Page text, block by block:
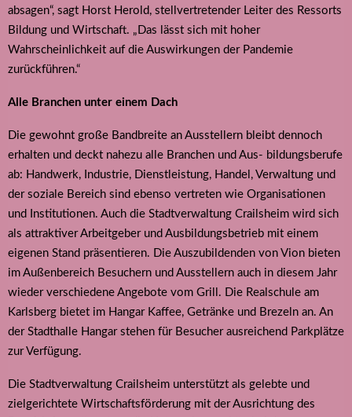
absagen“, sagt Horst Herold, stellvertretender Leiter des Ressorts
Bildung und Wirtschaft. „Das lässt sich mit hoher
Wahrscheinlichkeit auf die Auswirkungen der Pandemie
zurückführen.“
Alle Branchen unter einem Dach
Die gewohnt große Bandbreite an Ausstellern bleibt dennoch
erhalten und deckt nahezu alle Branchen und Aus- bildungsberufe
ab: Handwerk, Industrie, Dienstleistung, Handel, Verwaltung und
der soziale Bereich sind ebenso vertreten wie Organisationen
und Institutionen. Auch die Stadtverwaltung Crailsheim wird sich
als attraktiver Arbeitgeber und Ausbildungsbetrieb mit einem
eigenen Stand präsentieren. Die Auszubildenden von Vion bieten
im Außenbereich Besuchern und Ausstellern auch in diesem Jahr
wieder verschiedene Angebote vom Grill. Die Realschule am
Karlsberg bietet im Hangar Kaffee, Getränke und Brezeln an. An
der Stadthalle Hangar stehen für Besucher ausreichend Parkplätze
zur Verfügung.
Die Stadtverwaltung Crailsheim unterstützt als gelebte und
zielgerichtete Wirtschaftsförderung mit der Ausrichtung des